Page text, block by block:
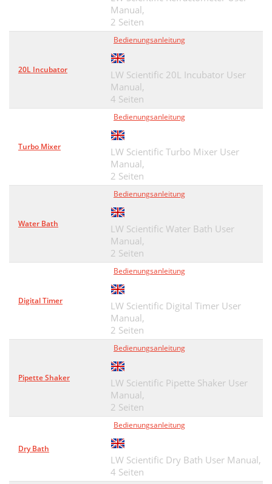
Manual,
2 Seiten
20L Incubator
Bedienungsanleitung
LW Scientific 20L Incubator User
Manual,
4 Seiten
Turbo Mixer
Bedienungsanleitung
LW Scientific Turbo Mixer User
Manual,
2 Seiten
Water Bath
Bedienungsanleitung
LW Scientific Water Bath User
Manual,
2 Seiten
Digital Timer
Bedienungsanleitung
LW Scientific Digital Timer User
Manual,
2 Seiten
Pipette Shaker
Bedienungsanleitung
LW Scientific Pipette Shaker User
Manual,
2 Seiten
Dry Bath
Bedienungsanleitung
LW Scientific Dry Bath User Manual,
4 Seiten